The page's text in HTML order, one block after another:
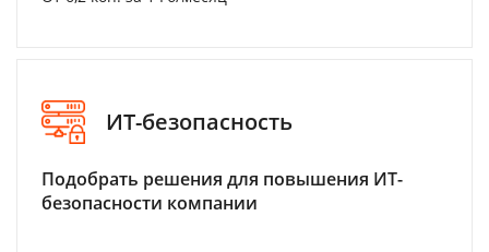
ИТ-безопасность
Подобрать решения для повышения ИТ-
безопасности компании